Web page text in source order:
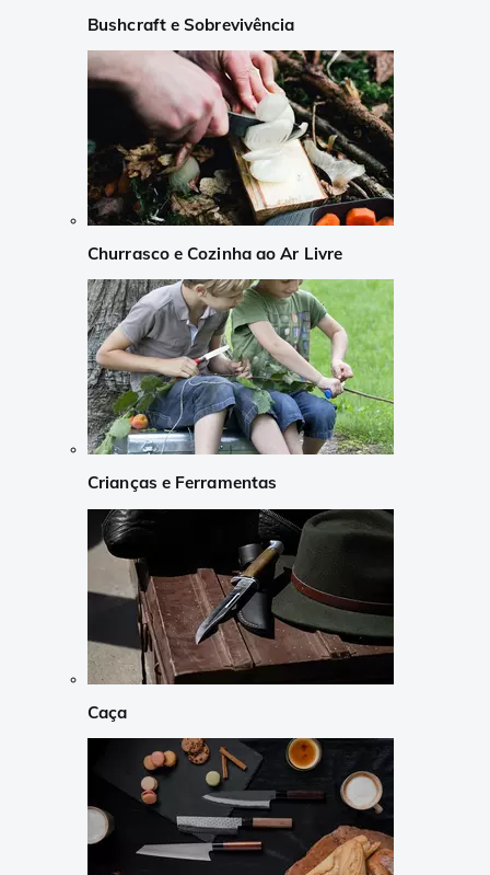
Bushcraft e Sobrevivência
Churrasco e Cozinha ao Ar Livre
Crianças e Ferramentas
Caça